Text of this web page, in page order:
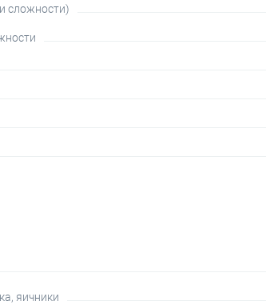
сложности)
яичники